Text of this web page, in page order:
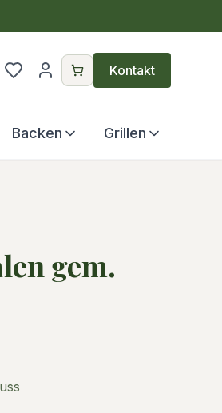
Kontakt
Backen Grillen
gem.